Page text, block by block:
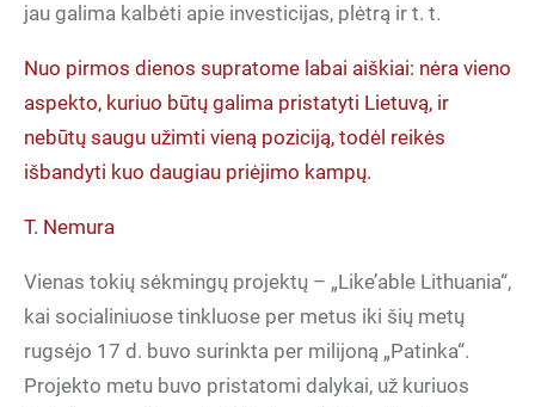
jau galima kalbėti apie investicijas, plėtrą ir t. t.
Nuo pirmos dienos supratome labai aiškiai: nėra vieno
aspekto, kuriuo būtų galima pristatyti Lietuvą, ir
nebūtų saugu užimti vieną poziciją, todėl reikės
išbandyti kuo daugiau priėjimo kampų.
T. Nemura
Vienas tokių sėkmingų projektų – „Like’able Lithuania“,
kai socialiniuose tinkluose per metus iki šių metų
rugsėjo 17 d. buvo surinkta per milijoną „Patinka“.
Projekto metu buvo pristatomi dalykai, už kuriuos